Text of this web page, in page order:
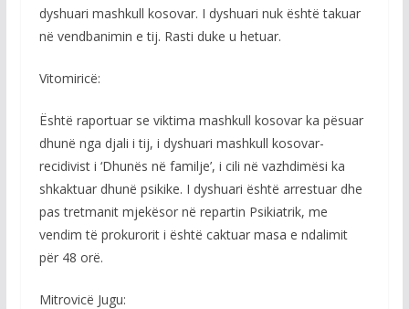
dyshuari mashkull kosovar. I dyshuari nuk është takuar
në vendbanimin e tij. Rasti duke u hetuar.
Vitomiricë:
Është raportuar se viktima mashkull kosovar ka pësuar
dhunë nga djali i tij, i dyshuari mashkull kosovar-
recidivist i ‘Dhunës në familje’, i cili në vazhdimësi ka
shkaktuar dhunë psikike. I dyshuari është arrestuar dhe
pas tretmanit mjekësor në repartin Psikiatrik, me
vendim të prokurorit i është caktuar masa e ndalimit
për 48 orë.
Mitrovicë Jugu: